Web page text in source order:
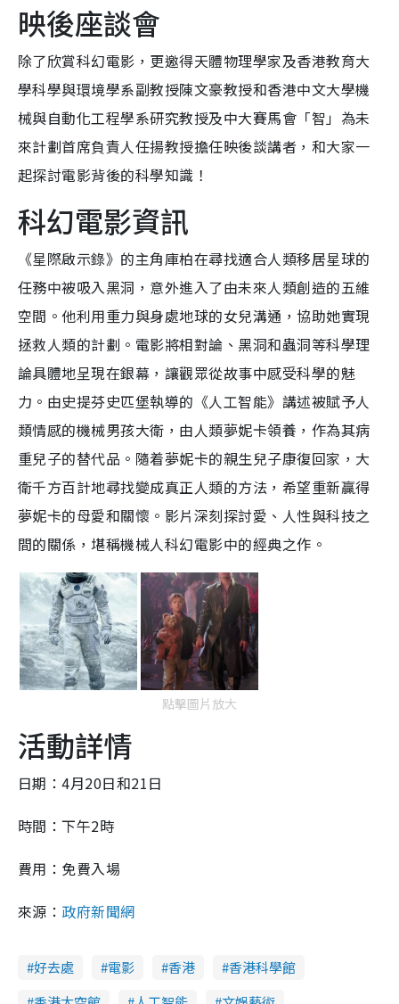
映後座談會
除了欣賞科幻電影，更邀得天體物理學家及香港教育大
學科學與環境學系副教授陳文豪教授和香港中文大學機
械與自動化工程學系研究教授及中大賽馬會「智」為未
來計劃首席負責人任揚教授擔任映後談講者，和大家一
起探討電影背後的科學知識！
科幻電影資訊
《星際啟示錄》的主角庫柏在尋找適合人類移居星球的
任務中被吸入黑洞，意外進入了由未來人類創造的五維
空間。他利用重力與身處地球的女兒溝通，協助她實現
拯救人類的計劃。電影將相對論、黑洞和蟲洞等科學理
論具體地呈現在銀幕，讓觀眾從故事中感受科學的魅
力。由史提芬史匹堡執導的《人工智能》講述被賦予人
類情感的機械男孩大衛，由人類夢妮卡領養，作為其病
重兒子的替代品。隨着夢妮卡的親生兒子康復回家，大
衛千方百計地尋找變成真正人類的方法，希望重新贏得
夢妮卡的母愛和關懷。影片深刻探討愛、人性與科技之
間的關係，堪稱機械人科幻電影中的經典之作。
點擊圖片放大
活動詳情
日期：4月20日和21日
時間：下午2時
費用：免費入場
來源： 政府新聞網
好去處 電影 香港
香港科學館